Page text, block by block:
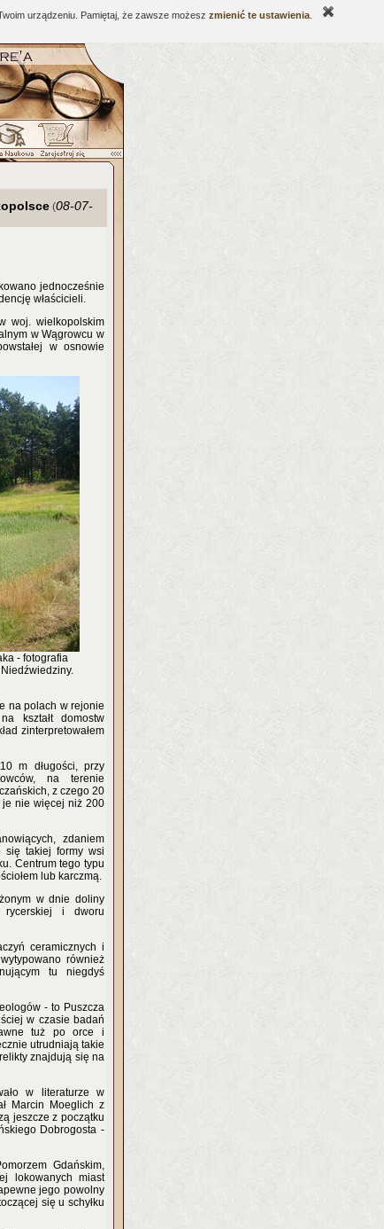
urządzeniu. Pamiętaj, że zawsze możesz zmienić te ustawienia
(08-07-
jednocześnie
właścicieli.
woj. wielkopolskim
w Wągrowcu w
w osnowie
- fotografia
na polach w rejonie
kształt domostw
zinterpretowałem
m długości, przy
na terenie
z czego 20
je nie więcej niż 200
zdaniem
się takiej formy wsi
Centrum tego typu
lub karczmą.
w dnie doliny
rycerskiej i dworu
ceramicznych i
również
tu niegdyś
- to Puszcza
w czasie badań
tuż po orce i
utrudniają takie
znajdują się na
w literaturze w
Marcin Moeglich z
jeszcze z początku
Dobrogosta -
Gdańskim,
lokowanych miast
jego powolny
się u schyłku